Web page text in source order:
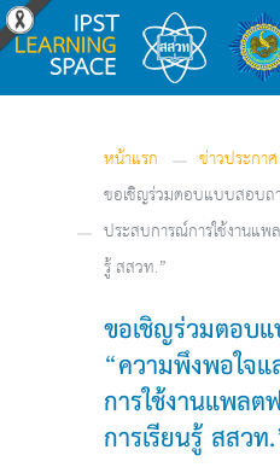
หน้าแรก
ข่าวประกาศ
ขอเชิญร่วมตอบแบบสอบถ
ประสบการณ์การใช้งานแ
รู้ สสวท.”
ขอเชิญร่วมตอบ
“ความพึงพอใจ
การใช้งานแพล
การเรียนรู้ สสวท